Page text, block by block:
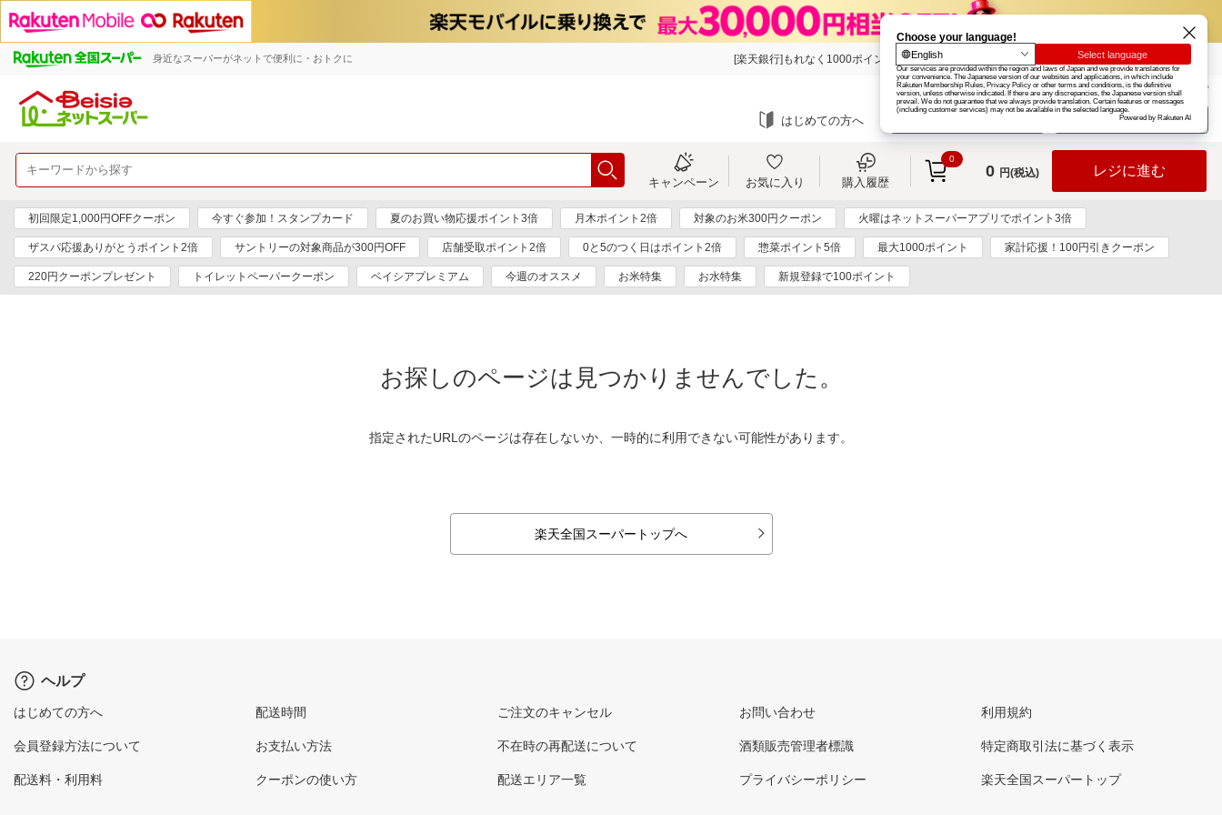
身近なスーパーがネットで便利に・おトクに [楽天銀行]もれなく1000ポイント 楽天グループ カード
お知らせ ヘルプ
はじめての方へ ログイン
キャンペーン お気に入り 購入履歴
0
0 円(税込) レジに進む
初回限定1,000円OFFクーポン 今すぐ参加！スタンプカード 夏のお買い物応援ポイント3倍 月木ポイント2倍 対象のお米300円クーポン 火曜はネットスーパーアプリでポイント3倍
ザスパ応援ありがとうポイント2倍 サントリーの対象商品が300円OFF 店舗受取ポイント2倍 0と5のつく日はポイント2倍 惣菜ポイント5倍 最大1000ポイント 家計応援！100円引きクーポン
220円クーポンプレゼント トイレットペーパークーポン ベイシアプレミアム 今週のオススメ お米特集 お水特集 新規登録で100ポイント
お探しのページは見つかりませんでした。
指定されたURLのページは存在しないか、一時的に利用できない可能性があります。
楽天全国スーパートップへ
ヘルプ
はじめての方へ
会員登録方法について
配送料・利用料
配送時間
お支払い方法
クーポンの使い方
ご注文のキャンセル
不在時の再配送について
配送エリア一覧
お問い合わせ
酒類販売管理者標識
プライバシーポリシー
利用規約
特定商取引法に基づく表示
楽天全国スーパートップ